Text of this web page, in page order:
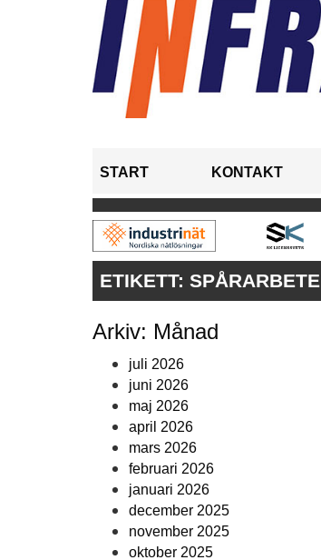
START KONTAKT
ETIKETT: SPÅRARBETE
Arkiv: Månad
juli 2026
juni 2026
maj 2026
april 2026
mars 2026
februari 2026
januari 2026
december 2025
november 2025
oktober 2025